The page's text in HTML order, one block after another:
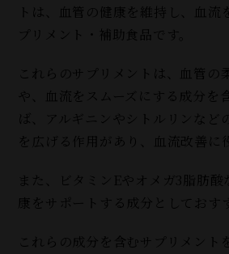
トは、血管の健康を維持し、血流
プリメント・補助食品です。
これらのサプリメントは、血管の
や、血流をスムーズにする成分を
ば、アルギニンやシトルリンなど
を広げる作用があり、血流改善に
また、ビタミンEやオメガ3脂肪
康をサポートする成分としておす
これらの成分を含むサプリメント